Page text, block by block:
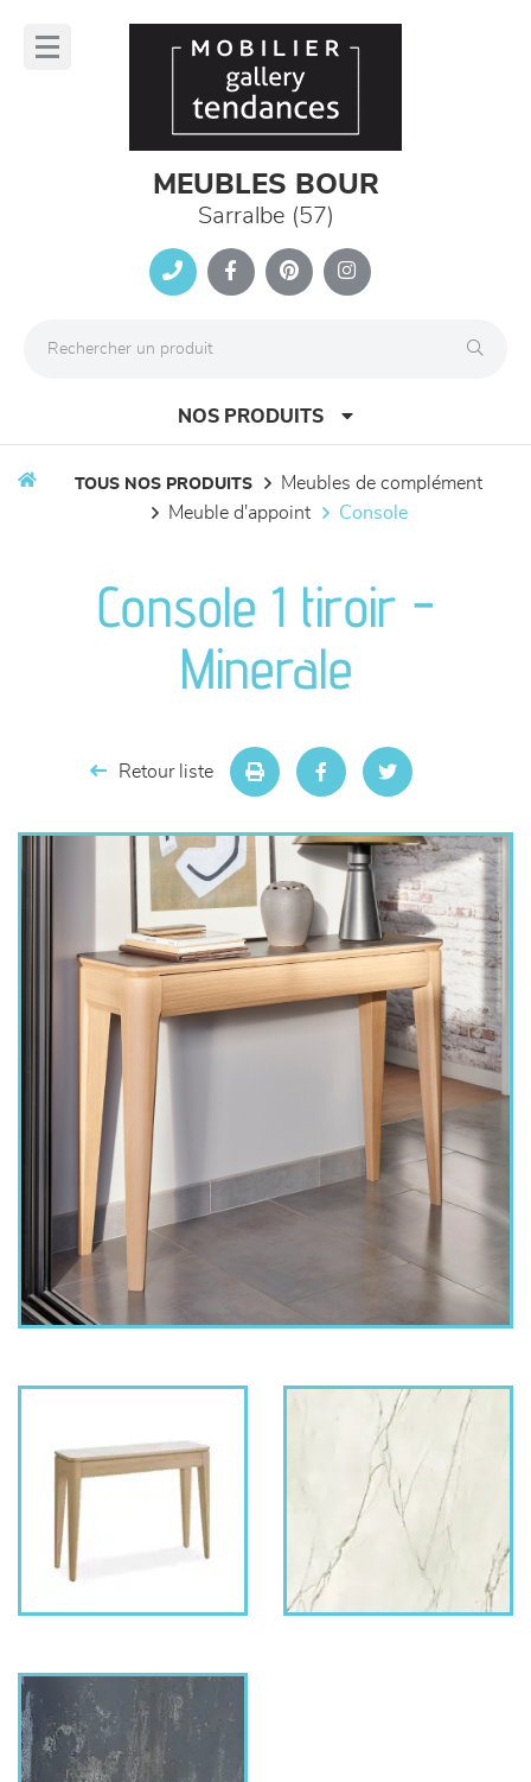
MEUBLES BOUR
Sarralbe (57)
NOS PRODUITS
séjours
meubles de complément
décoration
TOUS NOS PRODUITS
meubles de complément
meuble d'appoint
console
Console 1 tiroir -
Minerale
Retour liste